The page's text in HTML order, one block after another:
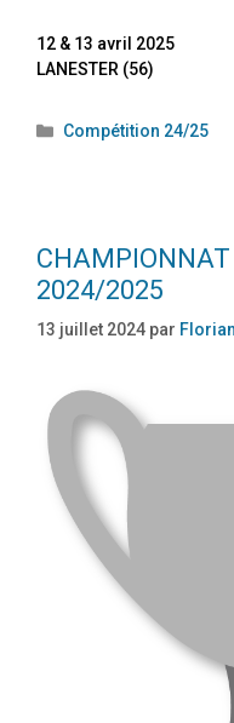
12 & 13 avril 2025
LANESTER (56)
Compétition 24/25
2024/2025
13 juillet 2024 par Florian